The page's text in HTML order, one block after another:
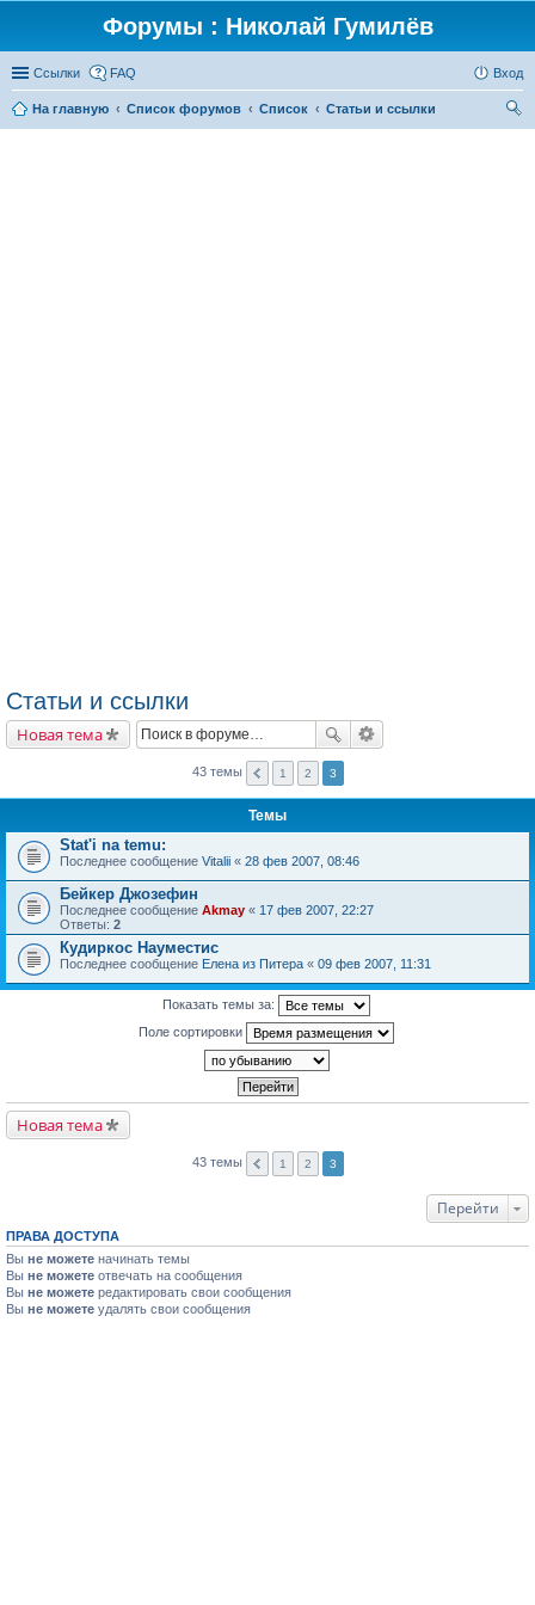
Форумы : Николай Гумилёв
Ссылки FAQ Вход
На главную Список форумов Список
Статьи и ссылки
Статьи и ссылки
Новая тема
43 темы 1 2 3
Темы
Stat'i na temu:
Последнее сообщение Vitalii « 28 фев 2007, 08:46
Бейкер Джозефин
Последнее сообщение Akmay « 17 фев 2007, 22:27
Ответы: 2
Кудиркос Науместис
Последнее сообщение Елена из Питера « 09 фев 2007, 11:31
Показать темы за:
Поле сортировки
Новая тема
43 темы 1 2 3
Перейти
ПРАВА ДОСТУПА
Вы не можете начинать темы
Вы не можете отвечать на сообщения
Вы не можете редактировать свои сообщения
Вы не можете удалять свои сообщения